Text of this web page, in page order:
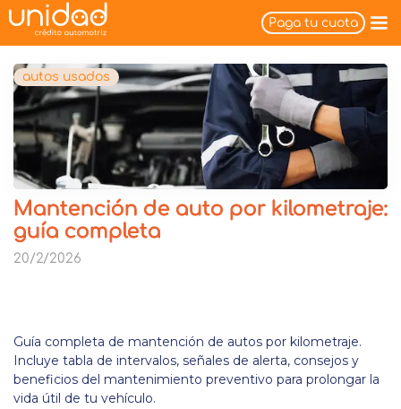
Paga tu cuota
autos usados
Mantención de auto por kilometraje:
guía completa
20/2/2026
Guía completa de mantención de autos por kilometraje.
Incluye tabla de intervalos, señales de alerta, consejos y
beneficios del mantenimiento preventivo para prolongar la
vida útil de tu vehículo.